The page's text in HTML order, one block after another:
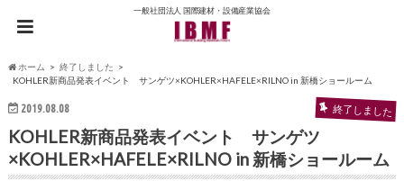
一般社団法人 国際建材・設備産業協会
ホーム
終了しました
KOHLER新商品発表イベント サンゲツ×KOHLER×HAFELE×RILNO in 新橋ショールーム
2019.08.08 終了しました
KOHLER新商品発表イベント サンゲツ
×KOHLER×HAFELE×RILNO in 新橋ショールーム